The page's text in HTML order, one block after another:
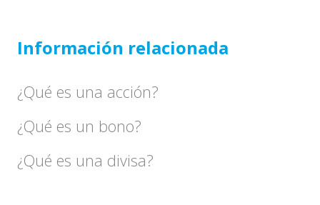
Información relacionada
¿Qué es una acción?
¿Qué es un bono?
¿Qué es una divisa?